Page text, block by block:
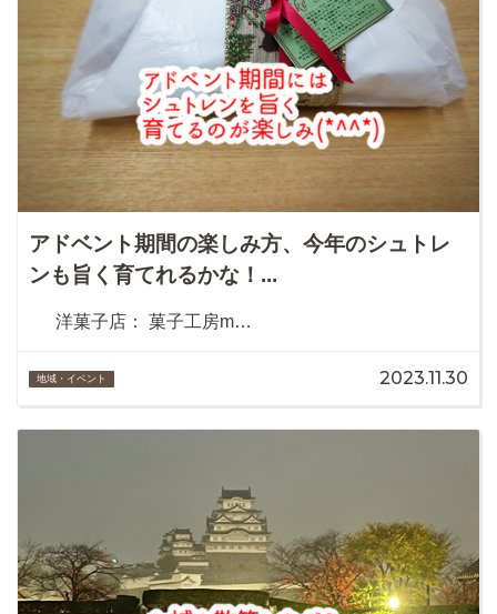
アドベント期間の楽しみ方、今年のシュトレ
ンも旨く育てれるかな！...
洋菓子店： 菓子工房m…
地域・イベント 2023.11.30